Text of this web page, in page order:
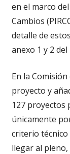
en el marco
Cambios
detalle de
anexo 1 y 2
En la
proyecto y
127 proyectos
únicamente
criterio técnico
llegar al